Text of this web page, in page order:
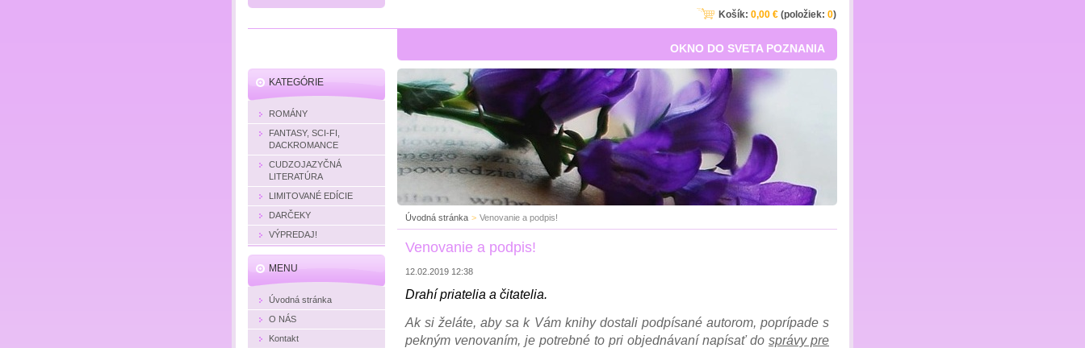
OKNO DO SVETA POZNANIA
Úvodná stránka > Venovanie a podpis!
Venovanie a podpis!
12.02.2019 12:38
Drahí priatelia a čitatelia.
Ak si želáte, aby sa k Vám knihy dostali podpísané autorom, poprípade s
pekným venovaním, je potrebné to pri objednávaní napísať do správy pre
KATEGÓRIE
ROMÁNY
FANTASY, SCI-FI,
DACKROMANCE
CUDZOJAZYČNÁ
LITERATÚRA
LIMITOVANÉ EDÍCIE
DARČEKY
VÝPREDAJ!
MENU
Úvodná stránka
O NÁS
Kontakt
Košík: 0,00 € (položiek: 0)